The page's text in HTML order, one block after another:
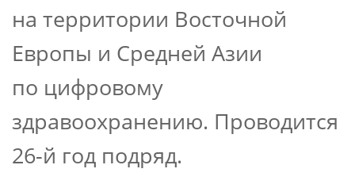
на территории Восточной
Европы и Средней Азии
по цифровому
здравоохранению. Проводится
26-й год подряд.